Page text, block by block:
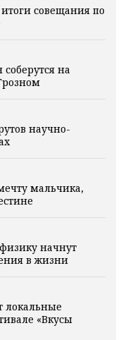
совещания по
соберутся на
научно-
мальчика,
начнут
в жизни
локальные
«Вкусы